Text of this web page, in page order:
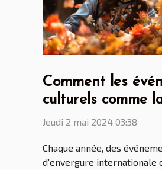
Comment les
culturels comme
des Fleurs
Jeudi 2 mai 2024 03:38
Chaque année, des
d'envergure internationale